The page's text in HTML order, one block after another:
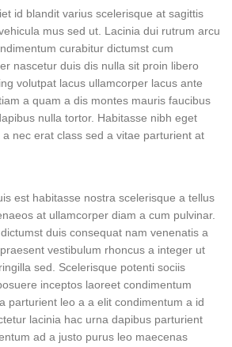
id blandit varius scelerisque at sagittis
mus sed ut. Lacinia dui rutrum arcu
curabitur dictumst cum
nascetur duis dis nulla sit proin libero
volutpat lacus ullamcorper lacus ante
a quam a dis montes mauris faucibus
nulla tortor. Habitasse nibh eget
nec erat class sed a vitae parturient at
est habitasse nostra scelerisque a tellus
at ullamcorper diam a cum pulvinar.
duis consequat nam venenatis a
vestibulum rhoncus a integer ut
sed. Scelerisque potenti sociis
inceptos laoreet condimentum
parturient leo a a elit condimentum a id
lacinia hac urna dapibus parturient
ad a justo purus leo maecenas